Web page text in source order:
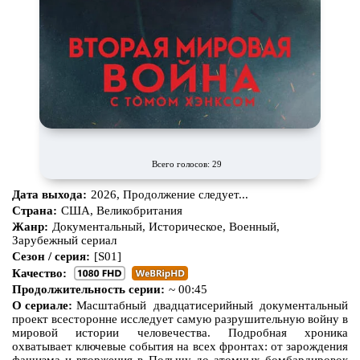
Про богатых Про вампиров
Про викингов
Про гангстеров
Про гонки Про деревню
Про животных Про зомби
Про инопланетян
Про космос
Про маньяков исерийных
убийц
Про оборотней Про пиратов
Про подростков Про путешествияво времени
Всего голосов: 29
Дата выхода: 2026, Продолжение следует...
Страна: США, Великобритания
Жанр: Документальный, Историческое, Военный,
Зарубежный сериал
Сезон / серия: [S01]
Качество:
Продолжительность серии: ~ 00:45
О сериале: Масштабный двадцатисерийный документальный
проект всесторонне исследует самую разрушительную войну в
мировой истории человечества. Подробная хроника
охватывает ключевые события на всех фронтах: от зарождения